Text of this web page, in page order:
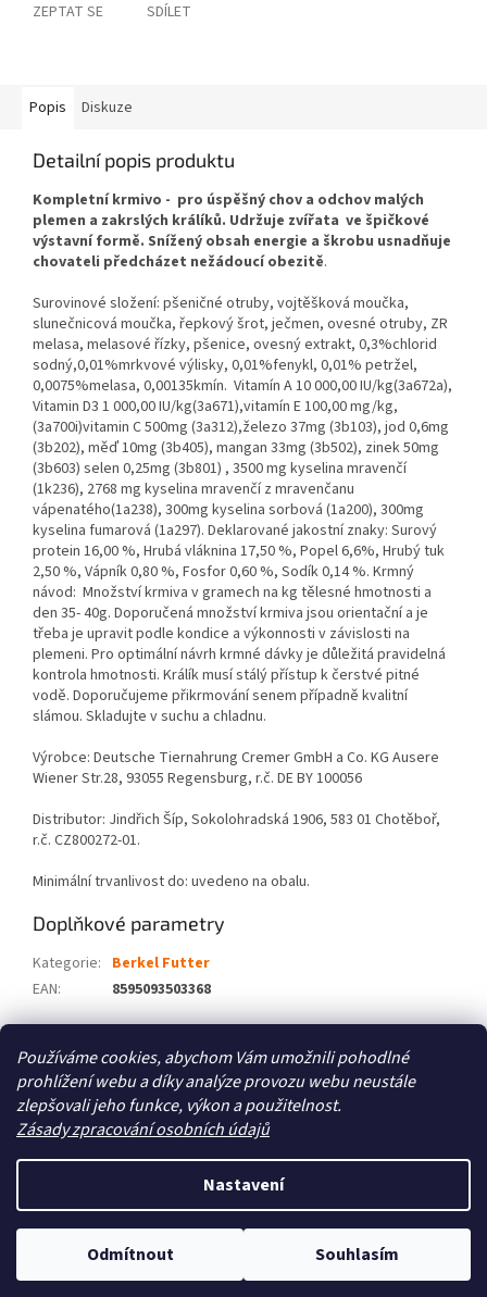
Používáme cookies, abychom Vám umožnili pohodlné
prohlížení webu a díky analýze provozu webu neustále
zlepšovali jeho funkce, výkon a použitelnost.
Zásady zpracování osobních údajů
Nastavení
Odmítnout Souhlasím
ZEPTAT SE SDÍLET
Popis Diskuze
Detailní popis produktu
Kompletní krmivo - pro úspěšný chov a odchov malých
plemen a zakrslých králíků. Udržuje zvířata ve špičkové
výstavní formě. Snížený obsah energie a škrobu usnadňuje
chovateli předcházet nežádoucí obezitě.
Surovinové složení: pšeničné otruby, vojtěšková moučka,
slunečnicová moučka, řepkový šrot, ječmen, ovesné otruby, ZR
melasa, melasové řízky, pšenice, ovesný extrakt, 0,3%chlorid
sodný,0,01%mrkvové výlisky, 0,01%fenykl, 0,01% petržel,
0,0075%melasa, 0,00135kmín. Vitamín A 10 000,00 IU/kg(3a672a),
Vitamin D3 1 000,00 IU/kg(3a671),vitamín E 100,00 mg/kg,
(3a700i)vitamin C 500mg (3a312),železo 37mg (3b103), jod 0,6mg
(3b202), měď 10mg (3b405), mangan 33mg (3b502), zinek 50mg
(3b603) selen 0,25mg (3b801) , 3500 mg kyselina mravenčí
(1k236), 2768 mg kyselina mravenčí z mravenčanu
vápenatého(1a238), 300mg kyselina sorbová (1a200), 300mg
kyselina fumarová (1a297). Deklarované jakostní znaky: Surový
protein 16,00 %, Hrubá vláknina 17,50 %, Popel 6,6%, Hrubý tuk
2,50 %, Vápník 0,80 %, Fosfor 0,60 %, Sodík 0,14 %. Krmný
návod: Množství krmiva v gramech na kg tělesné hmotnosti a
den 35- 40g. Doporučená množství krmiva jsou orientační a je
třeba je upravit podle kondice a výkonnosti v závislosti na
plemeni. Pro optimální návrh krmné dávky je důležitá pravidelná
kontrola hmotnosti. Králík musí stálý přístup k čerstvé pitné
vodě. Doporučujeme přikrmování senem případně kvalitní
slámou. Skladujte v suchu a chladnu.
Výrobce: Deutsche Tiernahrung Cremer GmbH a Co. KG Ausere
Wiener Str.28, 93055 Regensburg, r.č. DE BY 100056
Distributor: Jindřich Šíp, Sokolohradská 1906, 583 01 Chotěboř,
r.č. CZ800272-01.
Minimální trvanlivost do: uvedeno na obalu.
Doplňkové parametry
Kategorie: Berkel Futter
EAN: 8595093503368
Zboží.cz Heureka.cz
Vytvořil Shoptet
Copyright 2026 . Všechna práva vyhrazena.